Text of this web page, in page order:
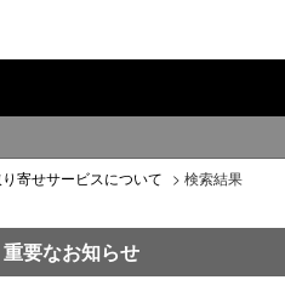
寄せサービスについて > 検索結果
重要なお知らせ